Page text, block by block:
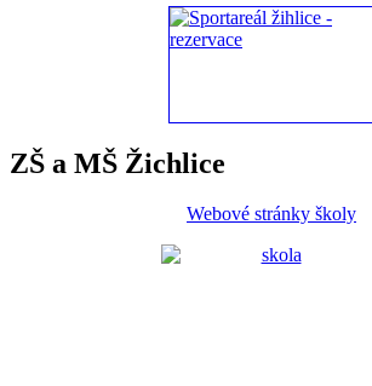
ZŠ a MŠ Žichlice
Webové stránky školy